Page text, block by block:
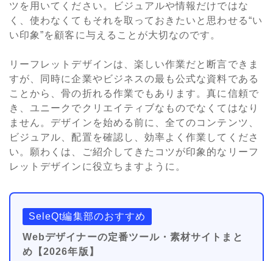
ツを用いてください。ビジュアルや情報だけではな
く、使わなくてもそれを取っておきたいと思わせる“い
い印象”を顧客に与えることが大切なのです。
リーフレットデザインは、楽しい作業だと断言できま
すが、同時に企業やビジネスの最も公式な資料である
ことから、骨の折れる作業でもあります。真に信頼で
き、ユニークでクリエイティブなものでなくてはなり
ません。デザインを始める前に、全てのコンテンツ、
ビジュアル、配置を確認し、効率よく作業してくださ
い。願わくは、ご紹介してきたコツが印象的なリーフ
レットデザインに役立ちますように。
SeleQt編集部のおすすめ
Webデザイナーの定番ツール・素材サイトまと
め【2026年版】